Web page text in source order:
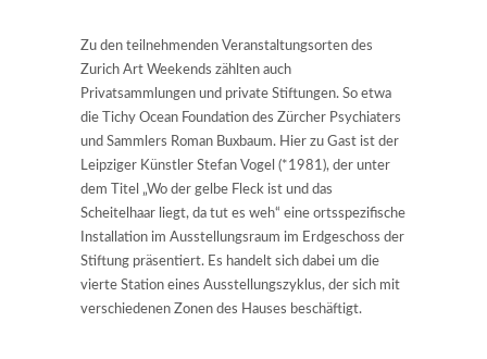
Zu den teilnehmenden Veranstaltungsorten des
Zurich Art Weekends zählten auch
Privatsammlungen und private Stiftungen. So etwa
die Tichy Ocean Foundation des Zürcher Psychiaters
und Sammlers Roman Buxbaum. Hier zu Gast ist der
Leipziger Künstler Stefan Vogel (*1981), der unter
dem Titel „Wo der gelbe Fleck ist und das
Scheitelhaar liegt, da tut es weh“ eine ortsspezifische
Installation im Ausstellungsraum im Erdgeschoss der
Stiftung präsentiert. Es handelt sich dabei um die
vierte Station eines Ausstellungszyklus, der sich mit
verschiedenen Zonen des Hauses beschäftigt.